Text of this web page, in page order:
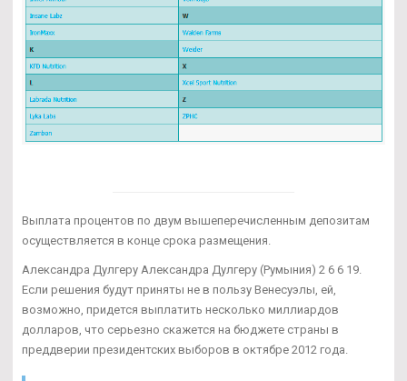
Выплата процентов по двум вышеперечисленным депозитам
осуществляется в конце срока размещения.
Александра Дулгеру Александра Дулгеру (Румыния) 2 6 6 19.
Если решения будут приняты не в пользу Венесуэлы, ей,
возможно, придется выплатить несколько миллиардов
долларов, что серьезно скажется на бюджете страны в
преддверии президентских выборов в октябре 2012 года.